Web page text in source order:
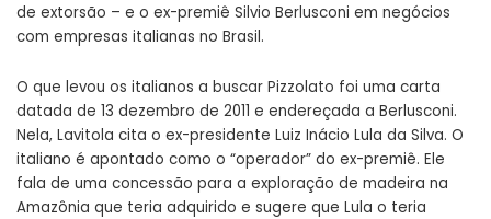
de extorsão – e o ex-premiê Silvio Berlusconi em negócios
com empresas italianas no Brasil.
O que levou os italianos a buscar Pizzolato foi uma carta
datada de 13 dezembro de 2011 e endereçada a Berlusconi.
Nela, Lavitola cita o ex-presidente Luiz Inácio Lula da Silva. O
italiano é apontado como o “operador” do ex-premiê. Ele
fala de uma concessão para a exploração de madeira na
Amazônia que teria adquirido e sugere que Lula o teria